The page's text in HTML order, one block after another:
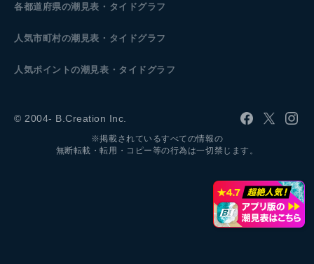
各都道府県の潮見表 ・タイドグラフ
人気市町村の潮見表・タイドグラフ
人気ポイントの潮見表・タイドグラフ
© 2004- B.Creation Inc.
※掲載されているすべての情報の
無断転載・転用・コピー等の行為は一切禁じます。